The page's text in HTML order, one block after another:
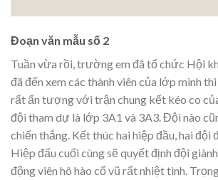
Đoạn văn mẫu số 2
Tuần vừa rồi, trường em đã tổ chức Hội
đã đến xem các thành viên của lớp mình
rất ấn tượng với trận chung kết kéo co
đội tham dự là lớp 3A1 và 3A3. Đội nào
chiến thắng. Kết thúc hai hiệp đầu, hai đội
Hiệp đấu cuối cùng sẽ quyết định đội
động viên hô hào cổ vũ rất nhiệt tình.